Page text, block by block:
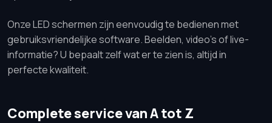
Onze LED schermen zijn eenvoudig te bedienen met
gebruiksvriendelijke software. Beelden, video’s of live-
informatie? U bepaalt zelf wat er te zien is, altijd in
perfecte kwaliteit.
Complete service van A tot Z